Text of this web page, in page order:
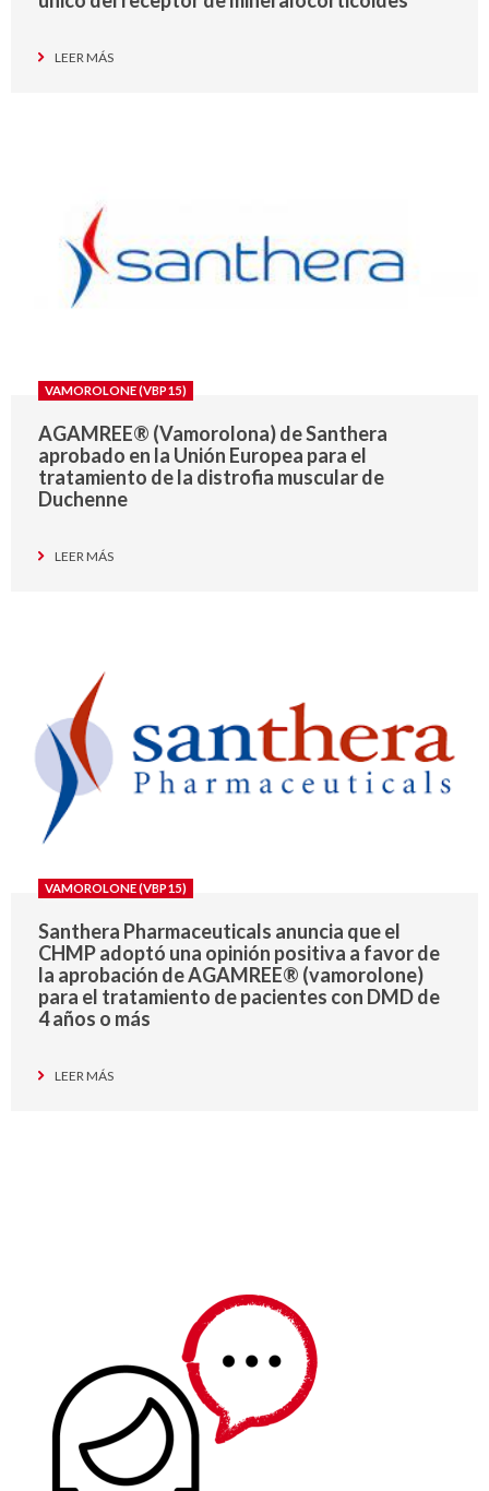
LEER MÁS
VAMOROLONE (VBP15)
AGAMREE® (Vamorolona) de Santhera
aprobado en la Unión Europea para el
tratamiento de la distrofia muscular de
Duchenne
LEER MÁS
VAMOROLONE (VBP15)
Santhera Pharmaceuticals anuncia que el
CHMP adoptó una opinión positiva a favor de
la aprobación de AGAMREE® (vamorolone)
para el tratamiento de pacientes con DMD de
4 años o más
LEER MÁS